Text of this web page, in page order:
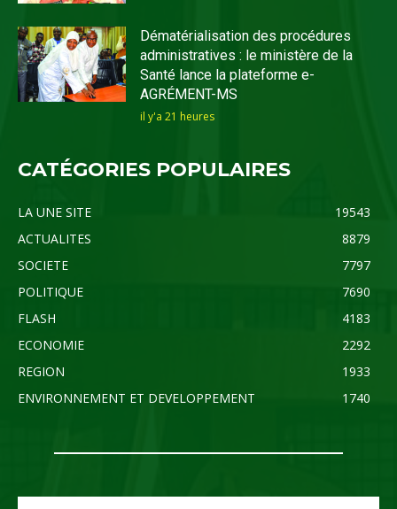
Dématérialisation des procédures
administratives : le ministère de la
Santé lance la plateforme e-
AGRÉMENT-MS
il y'a 21 heures
CATÉGORIES POPULAIRES
LA UNE SITE
19543
ACTUALITES
8879
SOCIETE
7797
POLITIQUE
7690
FLASH
4183
ECONOMIE
2292
REGION
1933
ENVIRONNEMENT ET DEVELOPPEMENT
1740